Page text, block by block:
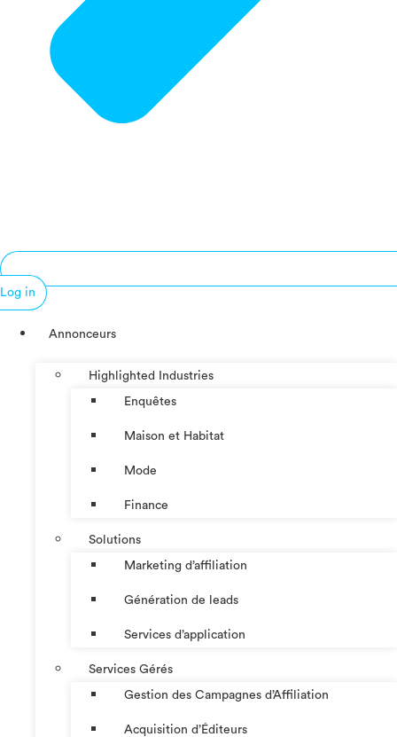
Log in
Annonceurs
Highlighted Industries
Enquêtes
Maison et Habitat
Mode
Finance
Solutions
Marketing d’affiliation
Génération de leads
Services d’application
Services Gérés
Gestion des Campagnes d’Affiliation​
Acquisition d’Éditeurs